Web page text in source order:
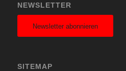
NEWSLETTER
Newsletter abonnieren
SITEMAP